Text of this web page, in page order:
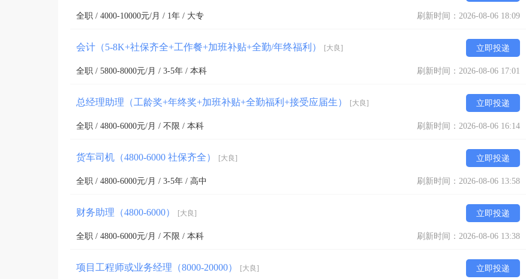
全职 / 4000-10000元/月 / 1年 / 大专 刷新时间：2026-08-06 18:09
会计（5-8K+社保齐全+工作餐+加班补贴+全勤/年终福利） [大良] 立即投递
全职 / 5800-8000元/月 / 3-5年 / 本科 刷新时间：2026-08-06 17:01
总经理助理（工龄奖+年终奖+加班补贴+全勤福利+接受应届生） [大良] 立即投递
全职 / 4800-6000元/月 / 不限 / 本科 刷新时间：2026-08-06 16:14
货车司机（4800-6000 社保齐全） [大良] 立即投递
全职 / 4800-6000元/月 / 3-5年 / 高中 刷新时间：2026-08-06 13:58
财务助理（4800-6000） [大良] 立即投递
全职 / 4800-6000元/月 / 不限 / 本科 刷新时间：2026-08-06 13:38
项目工程师或业务经理（8000-20000） [大良] 立即投递